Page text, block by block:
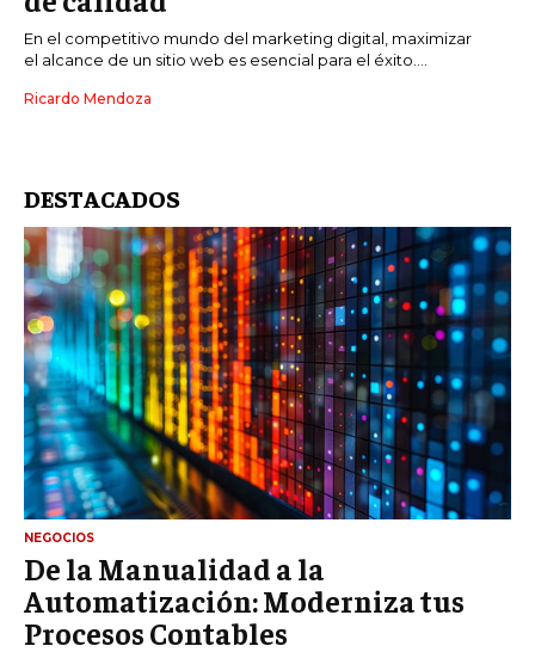
En el competitivo mundo del marketing digital, maximizar
el alcance de un sitio web es esencial para el éxito....
Ricardo Mendoza
DESTACADOS
NEGOCIOS
De la Manualidad a la
Automatización: Moderniza tus
Procesos Contables